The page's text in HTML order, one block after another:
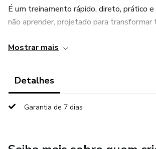
É um treinamento rápido, direto, prático
não aprender, projetado para
Dia 1 — Campo Harmônico Maior:
Mostrar mais
Detalhes
Garantia de 7 dias